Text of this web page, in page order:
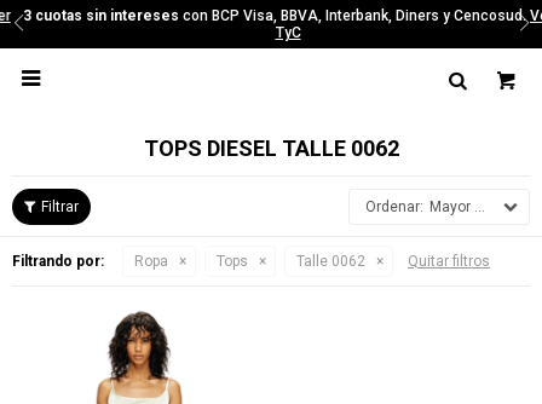
3 cuotas sin interesescon BCP Visa, BBVA, Interbank, Diners y Cencosud.Ver
TyC

TOPS DIESEL TALLE 0062
Mayor precio
Filtrando por: Ropa Tops Talle 0062 Quitar filtros